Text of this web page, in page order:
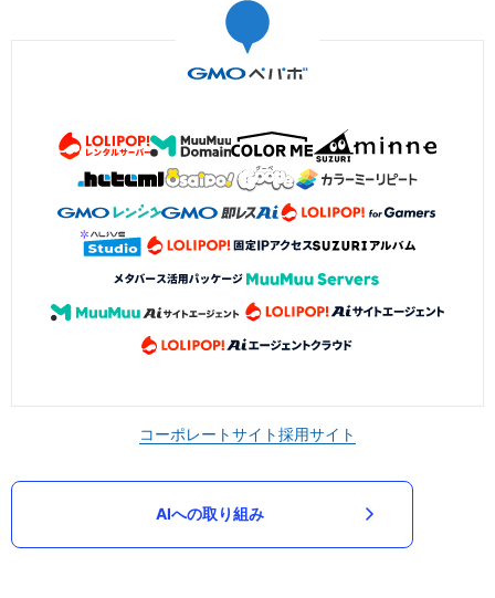
コーポレートサイト採用サイト
AIへの取り組み